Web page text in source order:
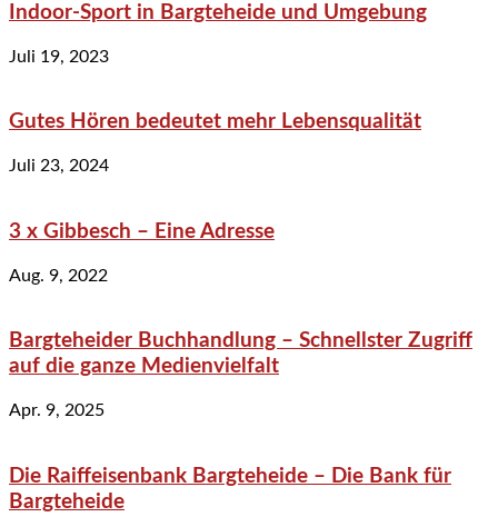
Indoor-Sport in Bargteheide und Umgebung
Juli 19, 2023
Gutes Hören bedeutet mehr Lebensqualität
Juli 23, 2024
3 x Gibbesch – Eine Adresse
Aug. 9, 2022
Bargteheider Buchhandlung – Schnellster Zugriff
auf die ganze Medienvielfalt
Apr. 9, 2025
Die Raiffeisenbank Bargteheide – Die Bank für
Bargteheide